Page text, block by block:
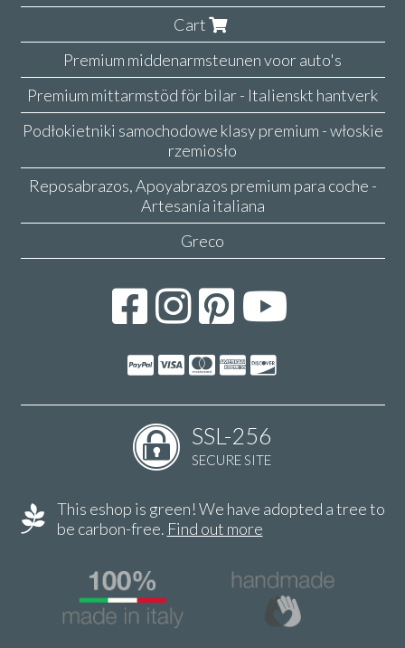
Cart
Premium middenarmsteunen voor auto's
Premium mittarmstöd för bilar - Italienskt hantverk
Podłokietniki samochodowe klasy premium - włoskie
rzemiosło
Reposabrazos, Apoyabrazos premium para coche -
Artesanía italiana
Greco
SSL-256
SECURE SITE
This eshop is green! We have adopted a tree to
be carbon-free. Find out more